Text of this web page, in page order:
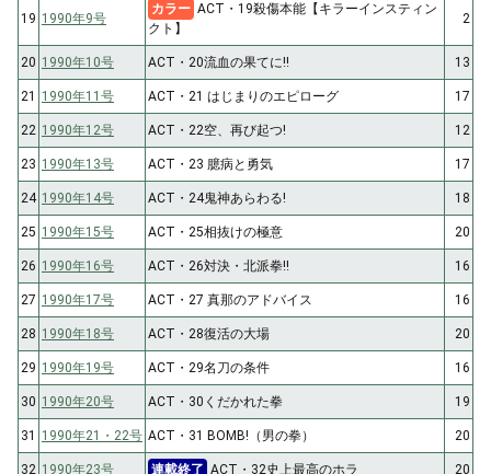
19 1990年9号
カラー ACT・19殺傷本能【キラーインスティン
クト】
2
20 1990年10号 ACT・20流血の果てに!! 13
21 1990年11号 ACT・21 はじまりのエピローグ 17
22 1990年12号 ACT・22空、再び起つ! 12
23 1990年13号 ACT・23 臆病と勇気 17
24 1990年14号 ACT・24鬼神あらわる! 18
25 1990年15号 ACT・25相抜けの極意 20
26 1990年16号 ACT・26対決・北派拳!! 16
27 1990年17号 ACT・27 真那のアドバイス 16
28 1990年18号 ACT・28復活の大場 20
29 1990年19号 ACT・29名刀の条件 16
30 1990年20号 ACT・30くだかれた拳 19
31 1990年21・22号 ACT・31 BOMB!（男の拳） 20
32 1990年23号 連載終了 ACT・32史上最高のホラ 20